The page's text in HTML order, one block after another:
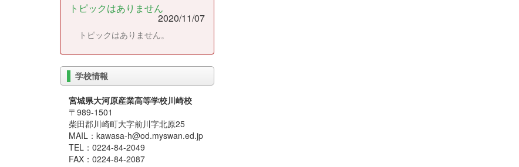
トピックはありません
2020/11/07
トピックはありません。
学校情報
宮城県大河原産業高等学校川崎校
〒989-1501
柴田郡川崎町大字前川字北原25
MAIL：kawasa-h@od.myswan.ed.jp
TEL：0224-84-2049
FAX：0224-84-2087